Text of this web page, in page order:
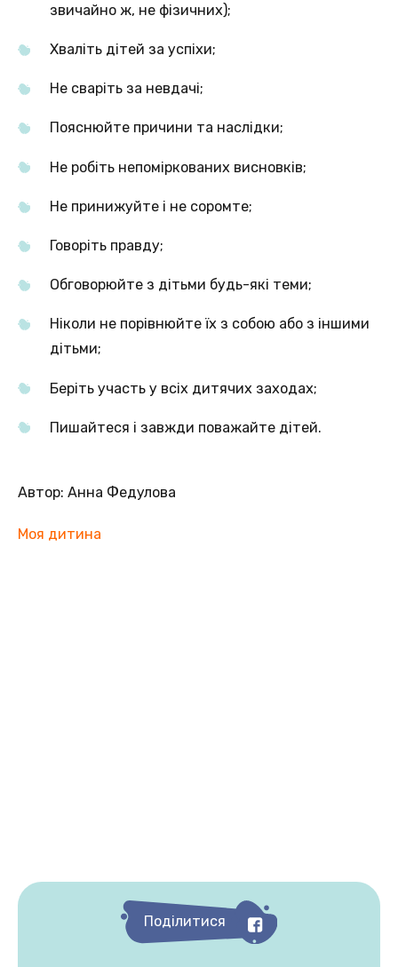
звичайно ж, не фізичних);
Хваліть дітей за успіхи;
Не сваріть за невдачі;
Пояснюйте причини та наслідки;
Не робіть непоміркованих висновків;
Не принижуйте і не соромте;
Говоріть правду;
Обговорюйте з дітьми будь-які теми;
Ніколи не порівнюйте їх з собою або з іншими
дітьми;
Беріть участь у всіх дитячих заходах;
Пишайтеся і завжди поважайте дітей.
Автор: Анна Федулова
Моя дитина
Поділитися